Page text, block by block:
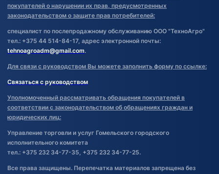
покупателей о нарушении их прав, предусмотренных
законодательством о защите прав потребителей:
специалист по послепродажному обслуживанию ООО "ТехноАгро"
тел.: +375 44 514-84-17, адрес электронной почты:
tehnoagroadm@gmail.com.
Для связи с руководством Вы можете заполнить форму по ссылке:
Связаться с руководством
Уполномоченный рассматривать обращения покупателей в
соответствии с законодательством об обращениях граждан и
юридических лиц:
Управление торговли и услуг Гомельского городского
исполнительного комитета
тел.: +375 232 34-77-35, +375 232 34-77-25.
Все права защищены. Перепечатка материалов запрещена без